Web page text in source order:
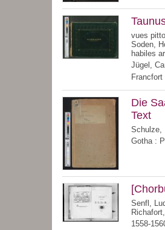
vues
Soden,
habiles
Jügel,
Die
Text
Schulze,
Gotha :
Senfl,
1558-